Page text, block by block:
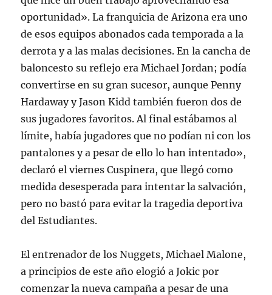
oportunidad». La franquicia de Arizona era uno
de esos equipos abonados cada temporada a la
derrota y a las malas decisiones. En la cancha de
baloncesto su reflejo era Michael Jordan; podía
convertirse en su gran sucesor, aunque Penny
Hardaway y Jason Kidd también fueron dos de
sus jugadores favoritos. Al final estábamos al
límite, había jugadores que no podían ni con los
pantalones y a pesar de ello lo han intentado»,
declaró el viernes Cuspinera, que llegó como
medida desesperada para intentar la salvación,
pero no bastó para evitar la tragedia deportiva
del Estudiantes.
El entrenador de los Nuggets, Michael Malone,
a principios de este año elogió a Jokic por
comenzar la nueva campaña a pesar de una